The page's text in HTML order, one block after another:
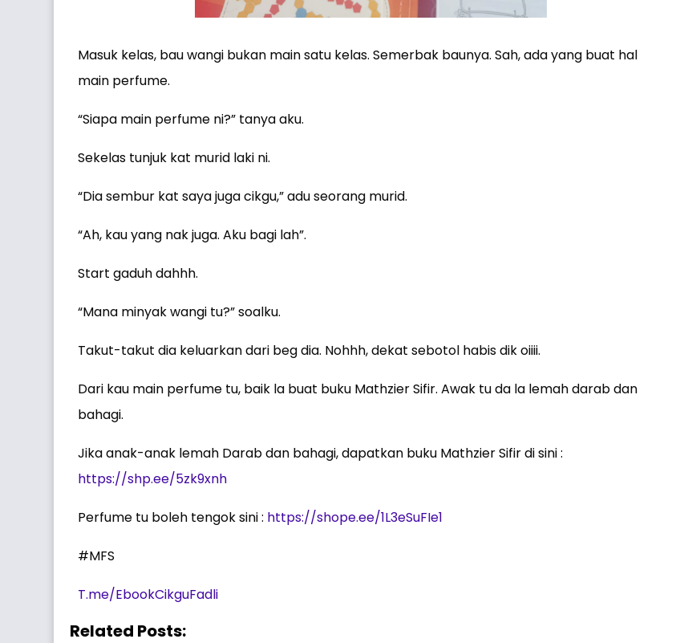
Masuk kelas, bau wangi bukan main satu kelas. Semerbak baunya. Sah, ada yang buat hal
main perfume.
“Siapa main perfume ni?” tanya aku.
Sekelas tunjuk kat murid laki ni.
“Dia sembur kat saya juga cikgu,” adu seorang murid.
“Ah, kau yang nak juga. Aku bagi lah”.
Start gaduh dahhh.
“Mana minyak wangi tu?” soalku.
Takut-takut dia keluarkan dari beg dia. Nohhh, dekat sebotol habis dik oiiii.
Dari kau main perfume tu, baik la buat buku Mathzier Sifir. Awak tu da la lemah darab dan
bahagi.
Jika anak-anak lemah Darab dan bahagi, dapatkan buku Mathzier Sifir di sini :
https://shp.ee/5zk9xnh
Perfume tu boleh tengok sini : https://shope.ee/1L3eSuFIe1
#MFS
T.me/EbookCikguFadli
Related Posts: